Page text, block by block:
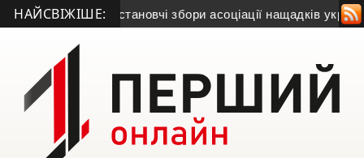
НАЙСВІЖІШЕ:установчі збори асоціації нащадків